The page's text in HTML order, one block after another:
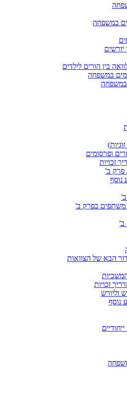
במשפחה
יורשים
בין הורים לילדים
במשפחה
במשפחה
ופרסומים
זכויות
פרק ב'
נוסף
משתפים בפרק ב'
ב'
הבא של הצוואות
זכויות
וליורש
נוסף